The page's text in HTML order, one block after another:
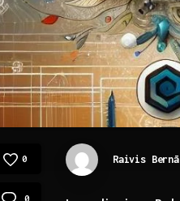
0
0
Raivis